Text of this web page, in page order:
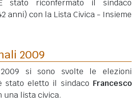
stato riconfermato il sindaco
anni) con la Lista Civica - Insieme
2009
si sono svolte le elezioni
stato eletto il sindaco Francesco
una lista civica.